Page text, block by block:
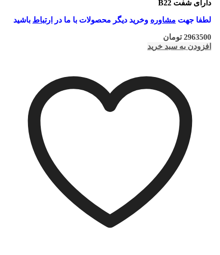
دارای شفت B22
لطفا جهت مشاوره وخرید دیگر محصولات با ما در ارتباط باشید
2963500 تومان
افزودن به سبد خرید